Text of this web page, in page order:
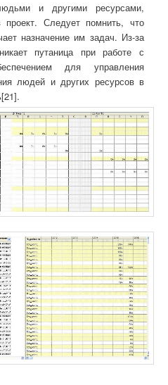
и другими ресурсами,
Следует помнить, что
назначение им задач. Из-за
путаница при работе с
для управления
людей и других ресурсов в